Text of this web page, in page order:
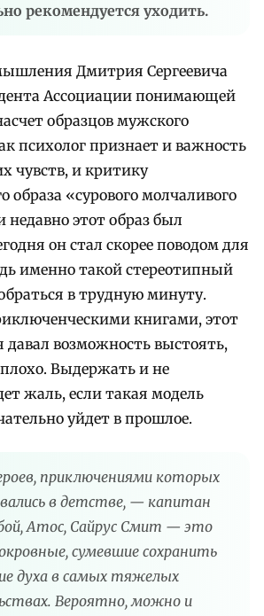
рекомендуется уходить.
Дмитрия Сергеевича
Ассоциации понимающей
образцов мужского
психолог признает и важность
чувств, и критику
образа «сурового молчаливого
этот образ был
он стал скорее поводом для
именно такой стереотипный
в трудную минуту.
книгами, этот
давал возможность выстоять,
плохо. Выдержать и не
жаль, если такая модель
уйдет в прошлое.
приключениями которых
в детстве, — капитан
Атос, Сайрус Смит — это
сумевшие сохранить
духа в самых тяжелых
Вероятно, можно и